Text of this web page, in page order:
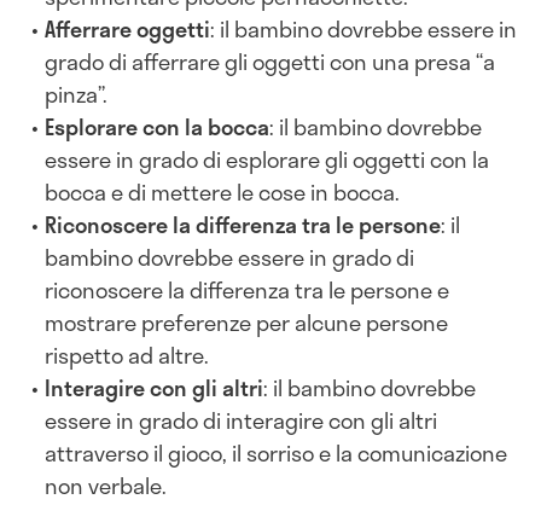
Afferrare oggetti: il bambino dovrebbe essere in
grado di afferrare gli oggetti con una presa “a
pinza”.
Esplorare con la bocca: il bambino dovrebbe
essere in grado di esplorare gli oggetti con la
bocca e di mettere le cose in bocca.
Riconoscere la differenza tra le persone: il
bambino dovrebbe essere in grado di
riconoscere la differenza tra le persone e
mostrare preferenze per alcune persone
rispetto ad altre.
Interagire con gli altri: il bambino dovrebbe
essere in grado di interagire con gli altri
attraverso il gioco, il sorriso e la comunicazione
non verbale.